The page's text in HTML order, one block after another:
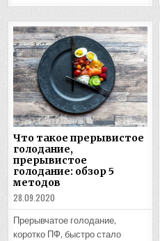
Что такое прерывистое
голодание,
прерывистое
голодание: обзор 5
методов
28.09.2020
Прерывчатое голодание,
коротко ПФ, быстро стало